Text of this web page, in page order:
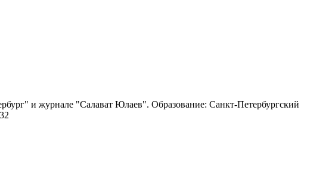
и журнале "Салават Юлаев". Образование: Санкт-Петербургский